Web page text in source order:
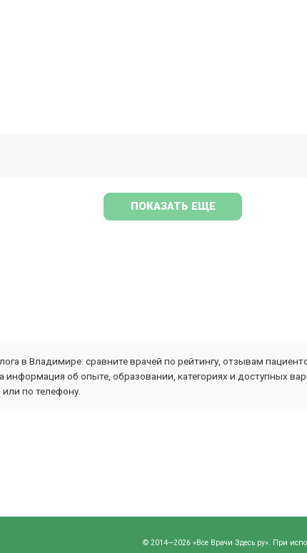
ПОКАЗАТЬ ЕЩЕ
в Владимире: сравните врачей по рейтингу, отзывам
информация об опыте, образовании, категориях и доступных
по телефону.
© 2014—2026 «Все Врачи Здесь.ру». При